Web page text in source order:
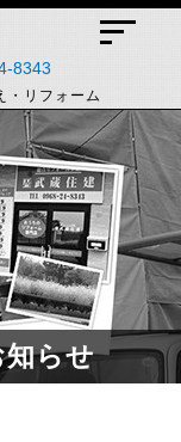
・リフォーム
8343
知らせ